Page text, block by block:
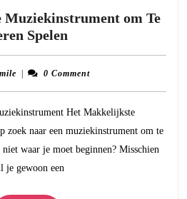
om Te
SpelenHet
Makkelijkste
Muziekinstrument
Leren
Spelen
halfamile
| 0 Comment
Het Makkelijkste
zoek naar een muziekinstrument om te
waar je moet beginnen? Misschien
je gewoon een